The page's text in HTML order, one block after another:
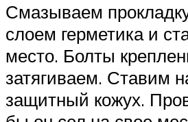
Смазываем
слоем герметика и
место. Болты
затягиваем. Ставим
защитный кожух.